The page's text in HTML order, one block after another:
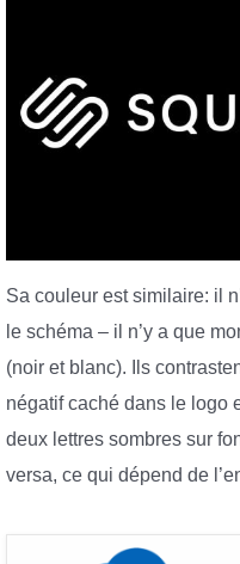
Sa couleur est similaire: il
le schéma – il n’y a que
(noir et blanc). Ils
négatif caché dans le logo
deux lettres sombres sur
versa, ce qui dépend de